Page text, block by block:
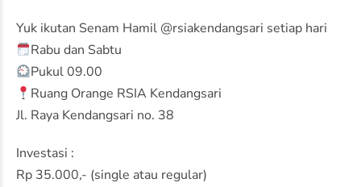
Yuk ikutan Senam Hamil @rsiakendangsari setiap hari
Rabu dan Sabtu
Pukul 09.00
Ruang Orange RSIA Kendangsari
Jl. Raya Kendangsari no. 38
Investasi :
Rp 35.000,- (single atau regular)